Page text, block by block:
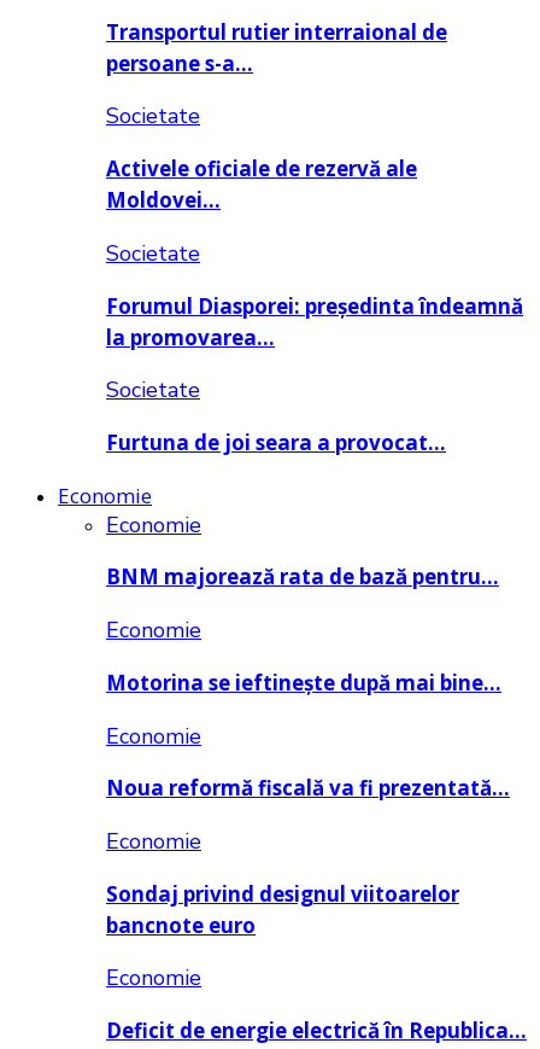
Transportul rutier interraional de
persoane s-a…
Societate
Activele oficiale de rezervă ale
Moldovei…
Societate
Forumul Diasporei: președinta îndeamnă
la promovarea…
Societate
Furtuna de joi seara a provocat…
Economie
Economie
BNM majorează rata de bază pentru…
Economie
Motorina se ieftinește după mai bine…
Economie
Noua reformă fiscală va fi prezentată…
Economie
Sondaj privind designul viitoarelor
bancnote euro
Economie
Deficit de energie electrică în Republica…